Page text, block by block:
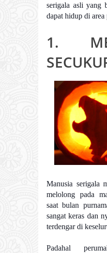
serigala asli yang
dapat hidup di area
1.
Manusia serigala
melolong pada
saat bulan
sangat keras dan
terdengar di
Padahal